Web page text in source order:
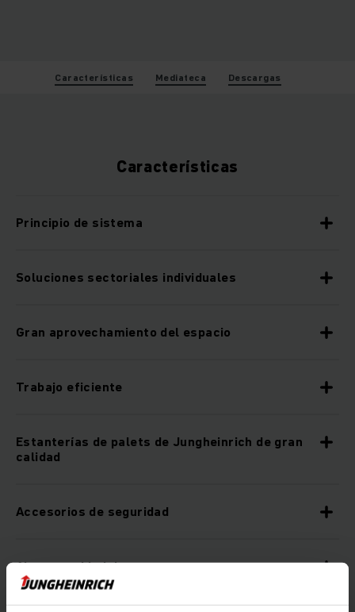
Características Mediateca Descargas
Características
Principio de sistema
Soluciones sectoriales individuales
Gran aprovechamiento del espacio
Trabajo eficiente
Estanterías de palets de Jungheinrich de gran
calidad
Accesorios de seguridad
Alta seguridad de procesos